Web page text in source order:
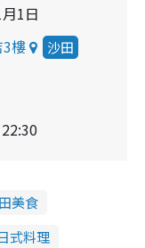
1日
樓 沙田
美食
式料理